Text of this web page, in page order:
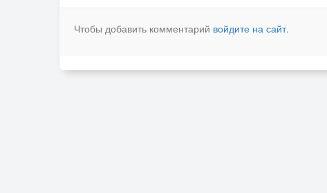
Чтобы добавить комментарий войдите на сайт.